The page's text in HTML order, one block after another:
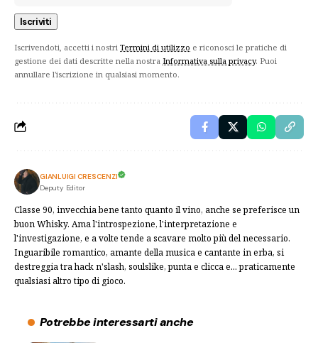
Iscrivendoti, accetti i nostri Termini di utilizzo e riconosci le pratiche di
gestione dei dati descritte nella nostra Informativa sulla privacy. Puoi
annullare l'iscrizione in qualsiasi momento.
GIANLUIGI CRESCENZI
Deputy Editor
Classe 90, invecchia bene tanto quanto il vino, anche se preferisce un
buon Whisky. Ama l'introspezione, l'interpretazione e
l'investigazione, e a volte tende a scavare molto più del necessario.
Inguaribile romantico, amante della musica e cantante in erba, si
destreggia tra hack n'slash, soulslike, punta e clicca e... praticamente
qualsiasi altro tipo di gioco.
Potrebbe interessarti anche